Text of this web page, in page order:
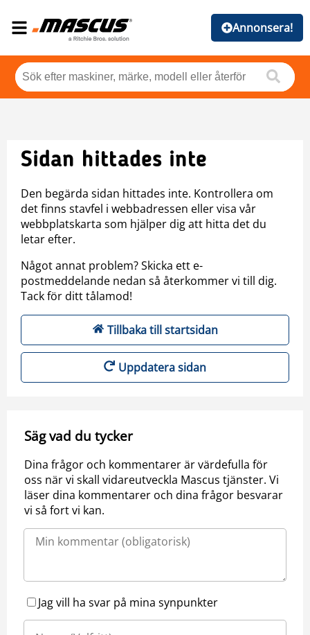
Annonsera!
Sidan hittades inte
Den begärda sidan hittades inte. Kontrollera om
det finns stavfel i webbadressen eller visa vår
webbplatskarta som hjälper dig att hitta det du
letar efter.
Något annat problem? Skicka ett e-
postmeddelande nedan så återkommer vi till dig.
Tack för ditt tålamod!
Tillbaka till startsidan
Uppdatera sidan
Säg vad du tycker
Dina frågor och kommentarer är värdefulla för
oss när vi skall vidareutveckla Mascus tjänster. Vi
läser dina kommentarer och dina frågor besvarar
vi så fort vi kan.
Jag vill ha svar på mina synpunkter